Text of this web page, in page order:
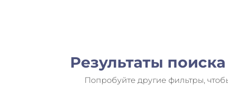
Результаты
Попробуйте другие фильтры,